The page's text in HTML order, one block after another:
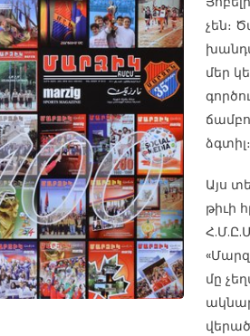
չեն։
մեր
ձգտիլ։
Այս
թիւի
մը